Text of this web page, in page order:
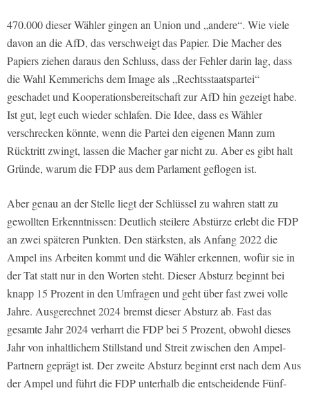
470.000 dieser Wähler gingen an Union und „andere“. Wie viele
davon an die AfD, das verschweigt das Papier. Die Macher des
Papiers ziehen daraus den Schluss, dass der Fehler darin lag, dass
die Wahl Kemmerichs dem Image als „Rechtsstaatspartei“
geschadet und Kooperationsbereitschaft zur AfD hin gezeigt habe.
Ist gut, legt euch wieder schlafen. Die Idee, dass es Wähler
verschrecken könnte, wenn die Partei den eigenen Mann zum
Rücktritt zwingt, lassen die Macher gar nicht zu. Aber es gibt halt
Gründe, warum die FDP aus dem Parlament geflogen ist.
Aber genau an der Stelle liegt der Schlüssel zu wahren statt zu
gewollten Erkenntnissen: Deutlich steilere Abstürze erlebt die FDP
an zwei späteren Punkten. Den stärksten, als Anfang 2022 die
Ampel ins Arbeiten kommt und die Wähler erkennen, wofür sie in
der Tat statt nur in den Worten steht. Dieser Absturz beginnt bei
knapp 15 Prozent in den Umfragen und geht über fast zwei volle
Jahre. Ausgerechnet 2024 bremst dieser Absturz ab. Fast das
gesamte Jahr 2024 verharrt die FDP bei 5 Prozent, obwohl dieses
Jahr von inhaltlichem Stillstand und Streit zwischen den Ampel-
Partnern geprägt ist. Der zweite Absturz beginnt erst nach dem Aus
der Ampel und führt die FDP unterhalb die entscheidende Fünf-